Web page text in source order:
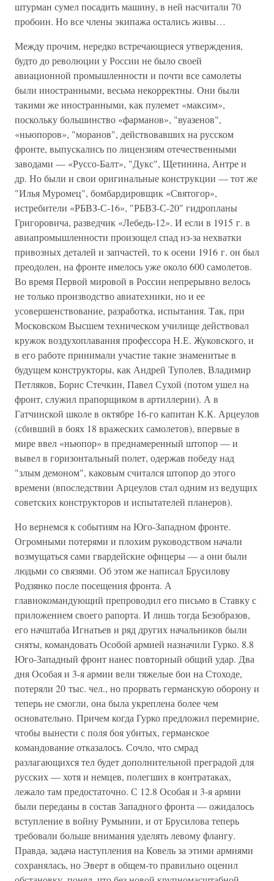
штурман сумел посадить машину, в ней насчитали 70
пробоин. Но все члены экипажа остались живы…
Между прочим, нередко встречающиеся утверждения,
будто до революции у России не было своей
авиационной промышленности и почти все самолеты
были иностранными, весьма некорректны. Они были
такими же иностранными, как пулемет «максим»,
поскольку большинство «фарманов», "вуазенов",
«ньюпоров», "моранов", действовавших на русском
фронте, выпускались по лицензиям отечественными
заводами — «Руссо-Балт», "Дукс", Щетинина, Антре и
др. Но были и свои оригинальные конструкции — тот же
"Илья Муромец", бомбардировщик «Святогор»,
истребители «РБВЗ-С-16», "РБВЗ-С-20" гидропланы
Григоровича, разведчик «Лебедь-12». И если в 1915 г. в
авиапромышленности произощел спад из-за нехватки
привозных деталей и запчастей, то к осени 1916 г. он был
преодолен, на фронте имелось уже около 600 самолетов.
Во время Первой мировой в России непрерывно велось
не только производство авиатехники, но и ее
усовершенствование, разработка, испытания. Так, при
Московском Высшем техническом училище действовал
кружок воздухоплавания профессора Н.Е. Жуковского, и
в его работе принимали участие такие знаменитые в
будущем конструкторы, как Андрей Туполев, Владимир
Петляков, Борис Стечкин, Павел Сухой (потом ушел на
фронт, служил прапорщиком в артиллерии). А в
Гатчинской школе в октябре 16-го капитан К.К. Арцеулов
(сбивший в боях 18 вражеских самолетов), впервые в
мире ввел «ньюпор» в преднамеренный штопор — и
вывел в горизонтальный полет, одержав победу над
"злым демоном", каковым считался штопор до этого
времени (впоследствии Арцеулов стал одним из ведущих
советских конструкторов и испытателей планеров).
Но вернемся к событиям на Юго-Западном фронте.
Огромными потерями и плохим руководством начали
возмущаться сами гвардейские офицеры — а они были
людьми со связями. Об этом же написал Брусилову
Родзянко после посещения фронта. А
главнокомандующий препроводил его письмо в Ставку с
приложением своего рапорта. И лишь тогда Безобразов,
его начштаба Игнатьев и ряд других начальников были
сняты, командовать Особой армией назначили Гурко. 8.8
Юго-Западный фронт нанес повторный общий удар. Два
дня Особая и 3-я армии вели тяжелые бои на Стоходе,
потеряли 20 тыс. чел., но прорвать германскую оборону и
теперь не смогли, она была укреплена более чем
основательно. Причем когда Гурко предложил перемирие,
чтобы вынести с поля боя убитых, германское
командование отказалось. Сочло, что смрад
разлагающихся тел будет дополнительной преградой для
русских — хотя и немцев, полегших в контратаках,
лежало там предостаточно. С 12.8 Особая и 3-я армии
были переданы в состав Западного фронта — ожидалось
вступление в войну Румынии, и от Брусилова теперь
требовали больше внимания уделять левому флангу.
Правда, задача наступления на Ковель за этими армиями
сохранялась, но Эверт в общем-то правильно оценил